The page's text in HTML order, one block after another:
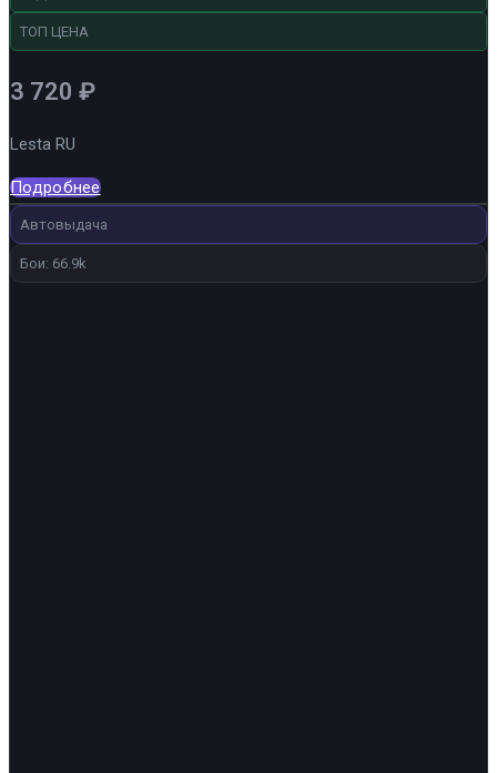
ТОП ЦЕНА
3 720 ₽
Lesta RU
Подробнее
Автовыдача
Бои: 66.9k